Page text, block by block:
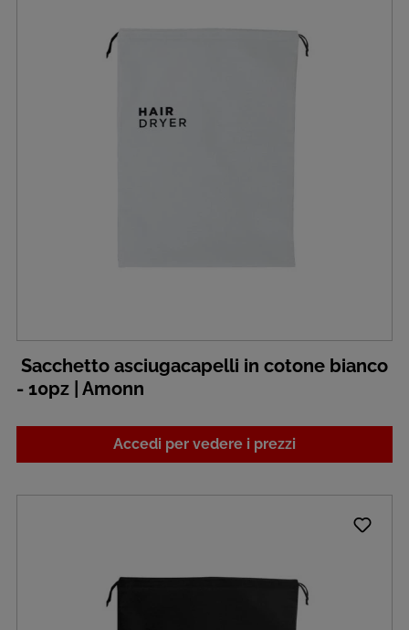
Sacchetto asciugacapelli in cotone bianco
- 10pz | Amonn
Accedi per vedere i prezzi